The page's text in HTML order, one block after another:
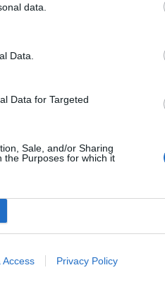
data.
Data.
Data for Targeted
Sale, and/or Sharing
the Purposes for which it
Access Privacy Policy
CIG e' verificabile sul portale ANAC.
/ di coesione per un